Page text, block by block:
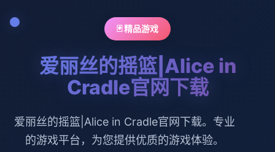
🃏 精品游戏
爱丽丝的摇篮|Alice in
Cradle官网下载
爱丽丝的摇篮|Alice in Cradle官网下载。专业
的游戏平台，为您提供优质的游戏体验。